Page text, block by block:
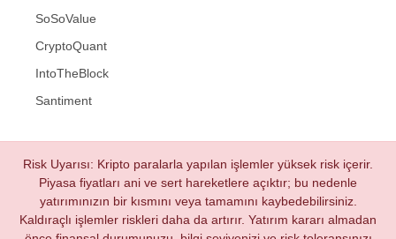
SoSoValue
CryptoQuant
IntoTheBlock
Santiment
Risk Uyarısı: Kripto paralarla yapılan işlemler yüksek risk içerir.
Piyasa fiyatları ani ve sert hareketlere açıktır; bu nedenle
yatırımınızın bir kısmını veya tamamını kaybedebilirsiniz.
Kaldıraçlı işlemler riskleri daha da artırır. Yatırım kararı almadan